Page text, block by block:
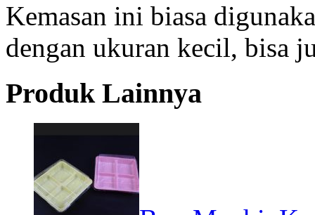
Kemasan ini biasa
dengan ukuran kecil, bisa
Produk Lainnya